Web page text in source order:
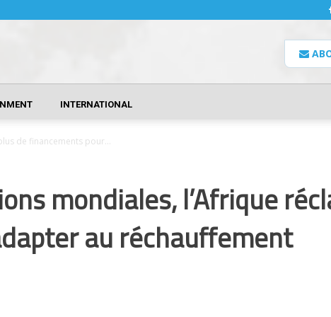
INTERNATIONAL
de financements pour...
mondiales, l’Afrique
au réchauffement